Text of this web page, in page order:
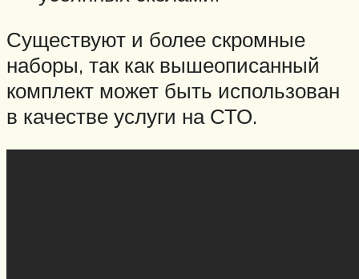
Существуют и более скромные
наборы, так как вышеописанный
комплект может быть использован
в качестве услуги на СТО.